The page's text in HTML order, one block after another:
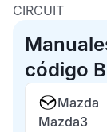
CIRCUIT
código
Mazda
Mazda3